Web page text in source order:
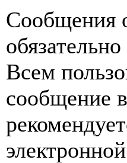
Сообщения
Всем
сообщение